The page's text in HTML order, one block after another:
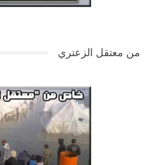
من معتقل الزعتري